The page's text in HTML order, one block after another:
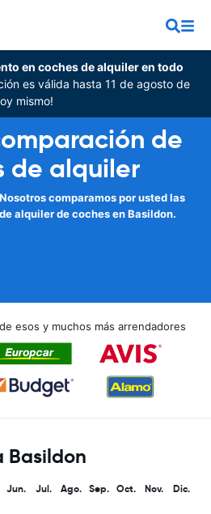
en coches de alquiler en todo
es válida hasta 11 de agosto de
mismo!
de
de alquiler
comparamos por usted las
alquiler de coches en Basildon.
esos y muchos más arrendadores
Basildon
Jun. Jul. Ago. Sep. Oct. Nov. Dic.